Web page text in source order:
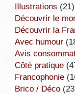
illustrations (21)
découvrir le
découvrir la
avec humour
avis
côté pratique
Francophonie
Brico / Déco